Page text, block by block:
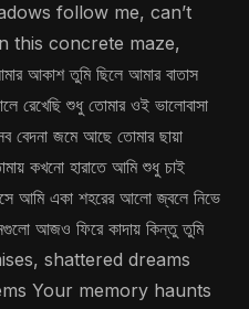
follow me, can’t
this concrete maze,
আকাশ তুমি ছিলে আমার বাতাস
রেখেছি শুধু তোমার ওই ভালোবাসা
বেদনা জমে আছে তোমার ছায়া
কখনো হারাতে আমি শুধু চাই
আমি একা শহরের আলো জ্বলে নিভে
আজও ফিরে কাদায় কিন্তু তুমি
shattered dreams
Your memory haunts